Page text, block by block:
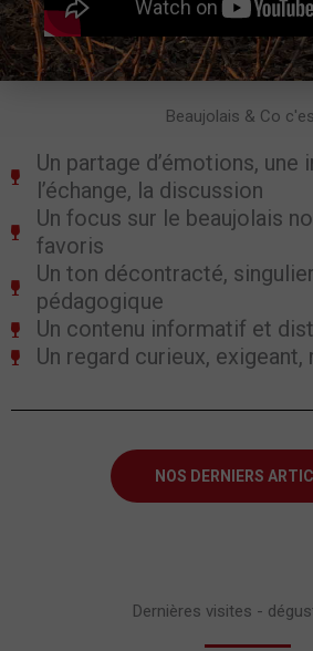
Beaujolais & Co
Un partage d’émotions, une
l’échange, la discussion
Un focus sur le beaujolais
favoris
Un ton décontracté,
pédagogique
Un contenu informatif et
Un regard curieux,
NOS DERNIERS
Dernières visites -